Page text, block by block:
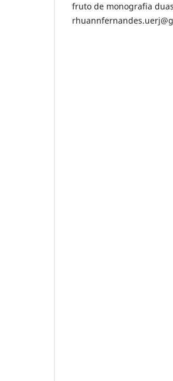
fruto de monografia